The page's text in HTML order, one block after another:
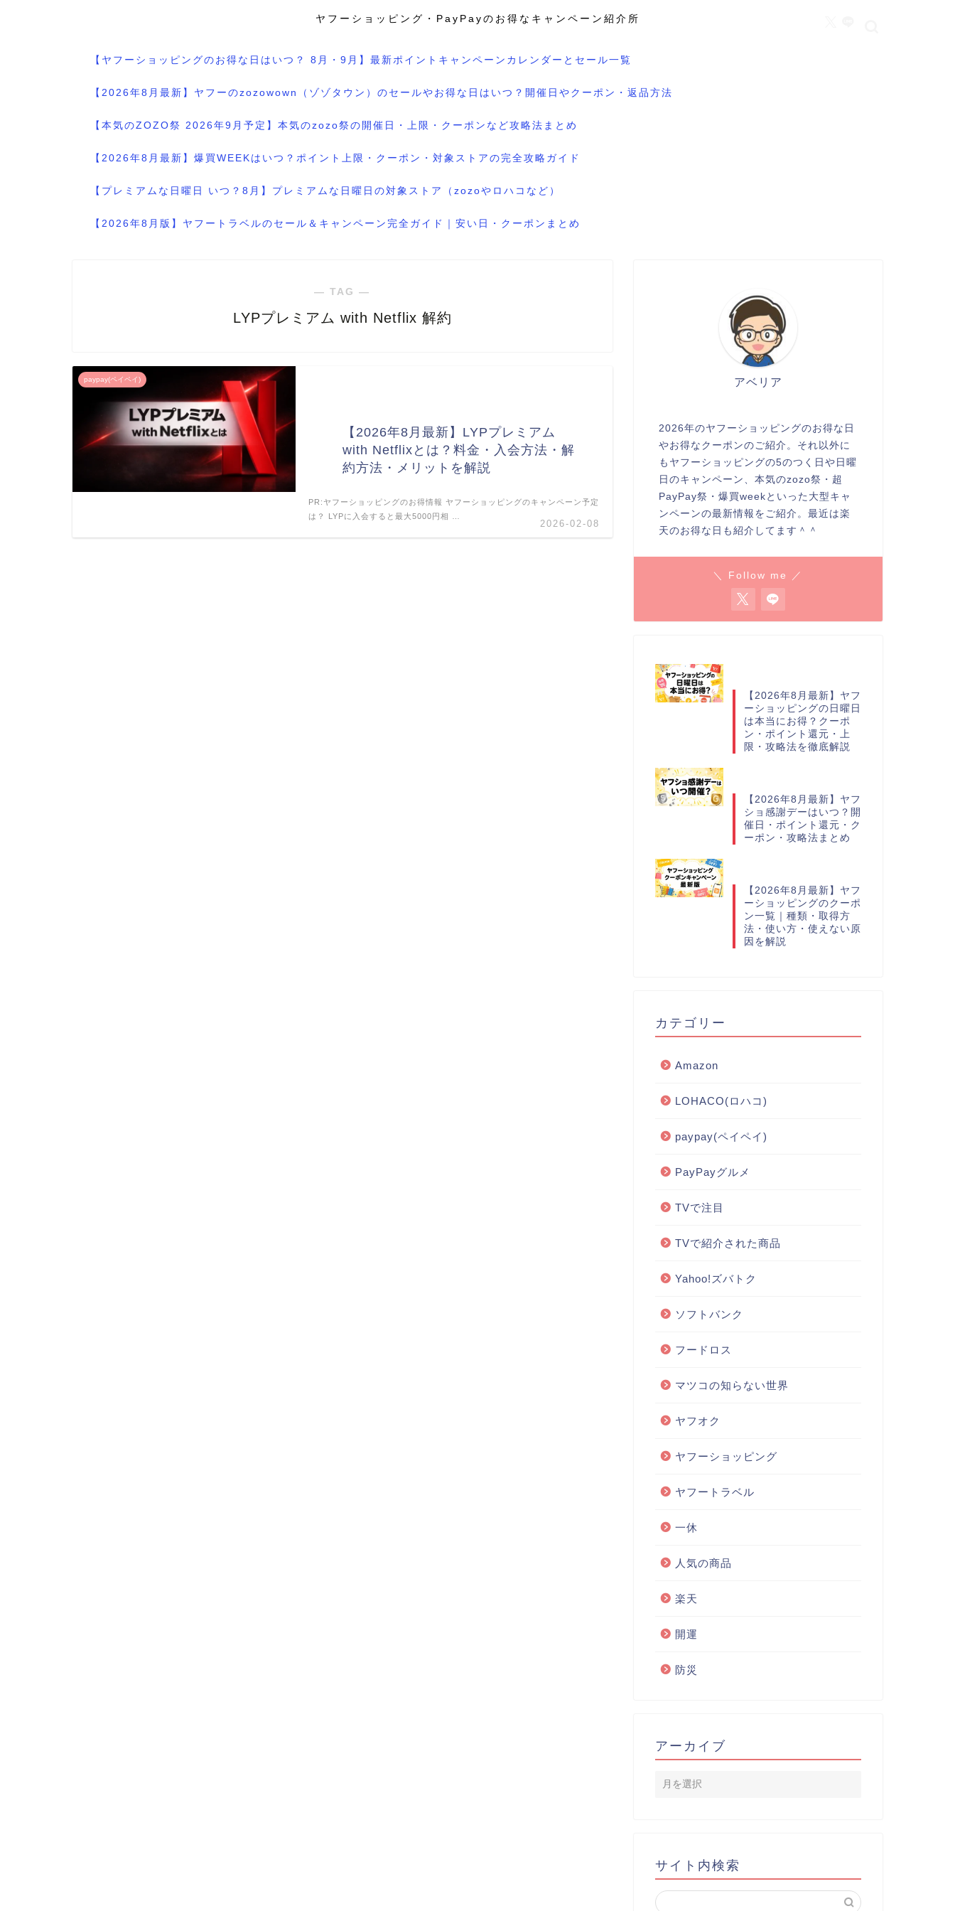
ヤフーショッピング・PayPayのお得なキャンペーン紹介所
【ヤフーショッピングのお得な日はいつ？ 8月・9月】最新ポイントキャンペーンカレンダーとセール一覧
【2026年8月最新】ヤフーのzozowown（ゾゾタウン）のセールやお得な日はいつ？開催日やクーポン・返品方法
【本気のZOZO祭 2026年9月予定】本気のzozo祭の開催日・上限・クーポンなど攻略法まとめ
【2026年8月最新】爆買WEEKはいつ？ポイント上限・クーポン・対象ストアの完全攻略ガイド
【プレミアムな日曜日 いつ？8月】プレミアムな日曜日の対象ストア（zozoやロハコなど）
【2026年8月版】ヤフートラベルのセール＆キャンペーン完全ガイド｜安い日・クーポンまとめ
― TAG ―
LYPプレミアム with Netflix 解約
paypay(ペイペイ)
【2026年8月最新】LYPプレミアム
with Netflixとは？料金・入会方法・解
約方法・メリットを解説
2026-02-08
PR:ヤフーショッピングのお得情報 ヤフーショッピングのキャンペーン予定
は？ LYPに入会すると最大5000円相 …
アベリア
2026年のヤフーショッピングのお得な日
やお得なクーポンのご紹介。それ以外に
もヤフーショッピングの5のつく日や日曜
日のキャンペーン、本気のzozo祭・超
PayPay祭・爆買weekといった大型キャ
ンペーンの最新情報をご紹介。最近は楽
天のお得な日も紹介してます＾＾
＼ Follow me ／
【2026年8月最新】ヤフ
ーショッピングの日曜日
は本当にお得？クーポ
ン・ポイント還元・上
限・攻略法を徹底解説
【2026年8月最新】ヤフ
ショ感謝デーはいつ？開
催日・ポイント還元・ク
ーポン・攻略法まとめ
【2026年8月最新】ヤフ
ーショッピングのクーポ
ン一覧｜種類・取得方
法・使い方・使えない原
因を解説
カテゴリー
Amazon
LOHACO(ロハコ)
paypay(ペイペイ)
PayPayグルメ
TVで注目
TVで紹介された商品
Yahoo!ズバトク
ソフトバンク
フードロス
マツコの知らない世界
ヤフオク
ヤフーショッピング
ヤフートラベル
一休
人気の商品
楽天
開運
防災
アーカイブ
サイト内検索